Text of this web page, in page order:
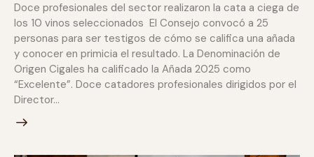
Doce profesionales del sector realizaron la cata a ciega de
los 10 vinos seleccionados El Consejo convocó a 25
personas para ser testigos de cómo se califica una añada
y conocer en primicia el resultado. La Denominación de
Origen Cigales ha calificado la Añada 2025 como
“Excelente”. Doce catadores profesionales dirigidos por el
Director…